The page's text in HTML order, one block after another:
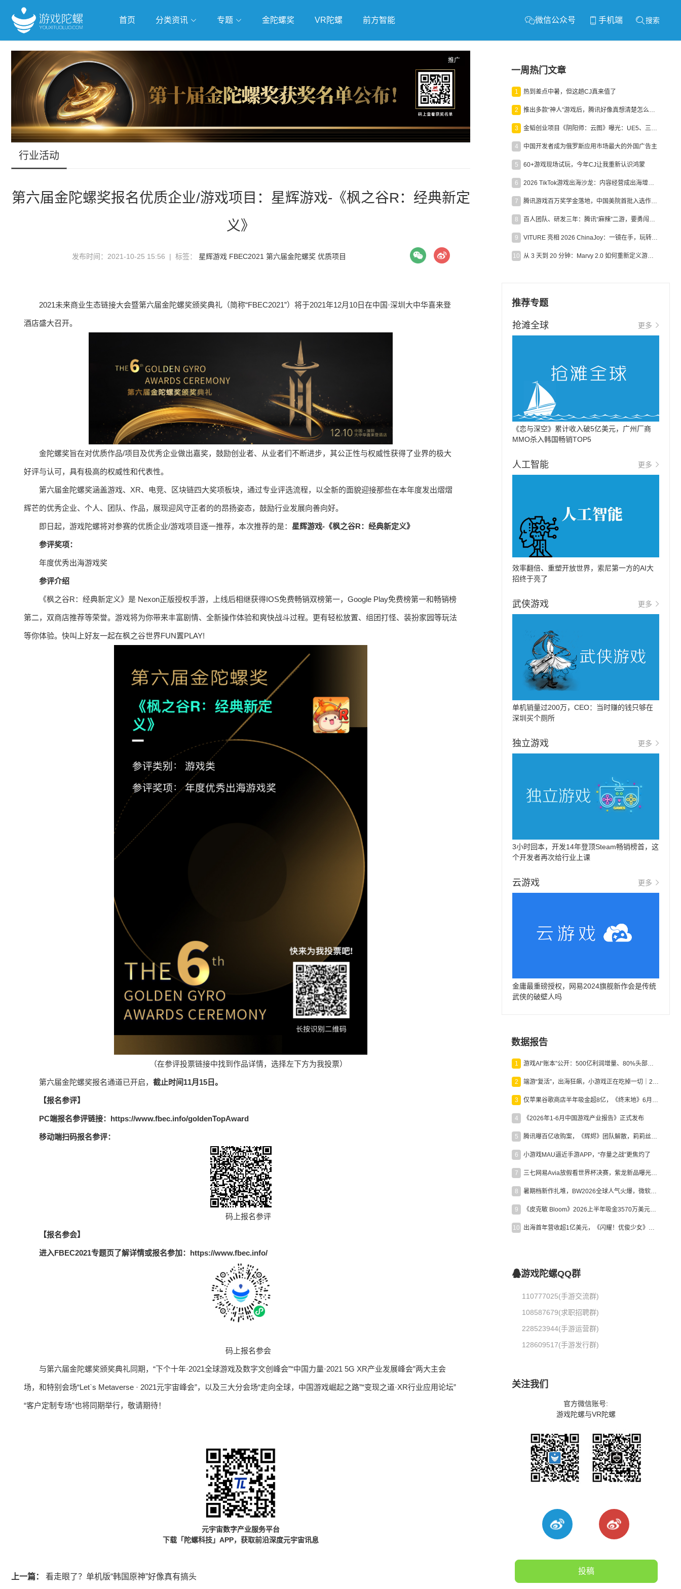
首页 分类资讯 专题
抢滩全球 人工智能 武侠游戏 独立游戏 云游戏
跨界Talk
金陀螺奖 VR陀螺 前方智能 微信公众号 手机端 搜索
推广
行业活动
第六届金陀螺奖报名优质企业/游戏项目：星辉游戏-《枫之谷R：经典新定
义》
发布时间：2021-10-25 15:56 | 标签： 星辉游戏 FBEC2021 第六届金陀螺奖 优质项目
2021未来商业生态链接大会暨第六届金陀螺奖颁奖典礼（简称“FBEC2021”）将于2021年12月10日在中国·深圳大中华喜来登
酒店盛大召开。
金陀螺奖旨在对优质作品/项目及优秀企业做出嘉奖，鼓励创业者、从业者们不断进步，其公正性与权威性获得了业界的极大
好评与认可，具有极高的权威性和代表性。
第六届金陀螺奖涵盖游戏、XR、电竞、区块链四大奖项板块，通过专业评选流程，以全新的面貌迎接那些在本年度发出熠熠
辉芒的优秀企业、个人、团队、作品，展现迎风守正者的的昂扬姿态，鼓励行业发展向善向好。
即日起，游戏陀螺将对参赛的优质企业/游戏项目逐一推荐，本次推荐的是： 星辉游戏-《枫之谷R：经典新定义》
参评奖项：
年度优秀出海游戏奖
参评介绍
《枫之谷R：经典新定义》是 Nexon正版授权手游，上线后相继获得IOS免费畅销双榜第一，Google Play免费榜第一和畅销榜
第二，双商店推荐等荣誉。游戏将为你带来丰富剧情、全新操作体验和爽快战斗过程。更有轻松放置、组团打怪、装扮家园等玩法
等你体验。快叫上好友一起在枫之谷世界FUN置PLAY!
（在参评投票链接中找到作品详情，选择左下方为我投票）
第六届金陀螺奖报名通道已开启， 截止时间11月15日。
【报名参评】
PC端报名参评链接： https://www.fbec.info/goldenTopAward
移动端扫码报名参评：
码上报名参评
【报名参会】
进入FBEC2021专题页了解详情或报名参加： https://www.fbec.info/
码上报名参会
与第六届金陀螺奖颁奖典礼同期，“下个十年·2021全球游戏及数字文创峰会”“中国力量·2021 5G XR产业发展峰会”两大主会
场，和特别会场“Let`s Metaverse · 2021元宇宙峰会”，以及三大分会场“走向全球，中国游戏崛起之路”“变现之道·XR行业应用论坛”
“客户定制专场”也将同期举行，敬请期待！
元宇宙数字产业服务平台
下载「陀螺科技」APP，获取前沿深度元宇宙讯息
上一篇： 看走眼了？单机版“韩国原神”好像真有搞头
一周热门文章
1 热到差点中暑，但这趟CJ真来值了
2 推出多款“神人”游戏后，腾讯好像真想清楚怎么做二次元了
3 金韬创业项目《阴阳师：云图》曝光：UE5、三端互通、ARPG
4 中国开发者成为俄罗斯应用市场最大的外国广告主
5 60+游戏现场试玩，今年CJ让我重新认识鸿蒙
6 2026 TikTok游戏出海沙龙：内容经营成出海增长新引擎
7 腾讯游戏百万奖学金落地，中国美院首批入选作品获业内关注
8 百人团队、研发三年：腾讯“麻辣”二游，要勇闯男性恋爱市场
9 VITURE 亮相 2026 ChinaJoy：一镜在手，玩转全场！
10 从 3 天到 20 分钟：Marvy 2.0 如何重新定义游戏出海营销效率？
推荐专题
抢滩全球 更多
《恋与深空》累计收入破5亿美元，广州厂商
MMO杀入韩国畅销TOP5
人工智能 更多
效率翻倍、重塑开放世界，索尼第一方的AI大
招终于亮了
武侠游戏 更多
单机销量过200万，CEO：当时赚的钱只够在
深圳买个厕所
独立游戏 更多
3小时回本，开发14年登顶Steam畅销榜首，这
个开发者再次给行业上课
云游戏 更多
金庸最重磅授权，网易2024旗舰新作会是传统
武侠的破壁人吗
数据报告
1 游戏AI“账本”公开：500亿利润增量、80%头部入局，谁在闷声发财？
2 端游“复活”，出海狂飙，小游戏正在吃掉一切｜2026上半年产业报告
3 仅苹果谷歌商店半年吸金超8亿，《终末地》6月份收入显著回暖
4 《2026年1-6月中国游戏产业报告》正式发布
5 腾讯曝百亿收购案，《辉烬》团队解散，莉莉丝新作曝光｜陀螺周报
6 小游戏MAU逼近手游APP，“存量之战”更焦灼了
7 三七网易Avia放假看世界杯决赛，紫龙新品曝光，米哈游新作上线 | 陀螺周报
8 暑期档新作扎堆，BW2026全球人气火爆，微软XBOX大裁员|陀螺周报
9 《皮克敏 Bloom》2026上半年吸金3570万美元，中国台湾成最大市场
10 出海首年营收超1亿美元，《闪耀！优俊少女》美国市场占比达七成
游戏陀螺QQ群
110777025(手游交流群)
108587679(求职招聘群)
228523944(手游运营群)
128609517(手游发行群)
关注我们
官方微信账号:
游戏陀螺与VR陀螺
投稿